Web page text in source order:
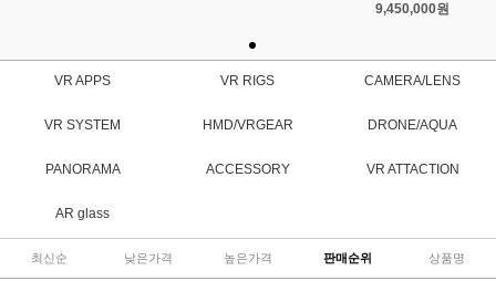
9,450,000원
VR APPS VR RIGS CAMERA/LENS
VR SYSTEM HMD/VRGEAR DRONE/AQUA
PANORAMA ACCESSORY VR ATTACTION
AR glass
최신순 낮은가격 높은가격 판매순위 상품명